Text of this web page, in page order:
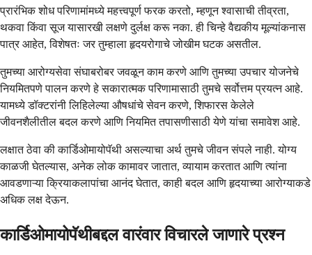
प्रारंभिक शोध परिणामांमध्ये महत्त्वपूर्ण फरक करतो, म्हणून श्वासाची तीव्रता,
थकवा किंवा सूज यासारखी लक्षणे दुर्लक्ष करू नका. ही चिन्हे वैद्यकीय मूल्यांकनास
पात्र आहेत, विशेषतः जर तुम्हाला हृदयरोगाचे जोखीम घटक असतील.
तुमच्या आरोग्यसेवा संघाबरोबर जवळून काम करणे आणि तुमच्या उपचार योजनेचे
नियमितपणे पालन करणे हे सकारात्मक परिणामासाठी तुमचे सर्वोत्तम प्रयत्न आहे.
यामध्ये डॉक्टरांनी लिहिलेल्या औषधांचे सेवन करणे, शिफारस केलेले
जीवनशैलीतील बदल करणे आणि नियमित तपासणीसाठी येणे यांचा समावेश आहे.
लक्षात ठेवा की कार्डिओमायोपॅथी असल्याचा अर्थ तुमचे जीवन संपले नाही. योग्य
काळजी घेतल्यास, अनेक लोक कामावर जातात, व्यायाम करतात आणि त्यांना
आवडणाऱ्या क्रियाकलापांचा आनंद घेतात, काही बदल आणि हृदयाच्या आरोग्याकडे
अधिक लक्ष देऊन.
कार्डिओमायोपॅथीबद्दल वारंवार विचारले जाणारे प्रश्न